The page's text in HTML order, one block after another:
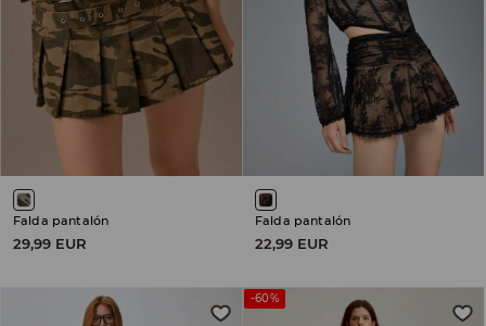
Falda pantalón
29,99 EUR
Falda pantalón
22,99 EUR
-60%